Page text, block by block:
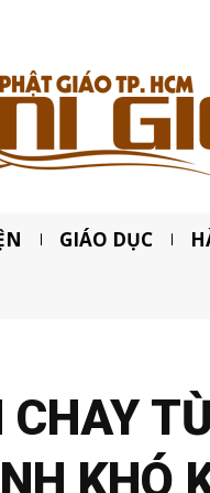
GIÁO DỤC
KHÓ